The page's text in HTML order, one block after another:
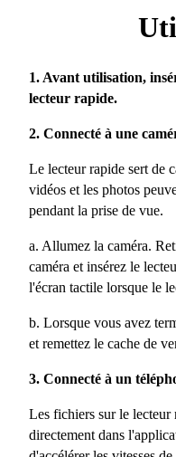
1. Avant utilisation,
lecteur rapide.
2. Connecté à une
Le lecteur rapide sert de
vidéos et les photos
pendant la prise de vue.
a. Allumez la caméra.
caméra et insérez le
l'écran tactile lorsque le
b. Lorsque vous avez
et remettez le cache de
3. Connecté à un
Les fichiers sur le lecteur
directement dans